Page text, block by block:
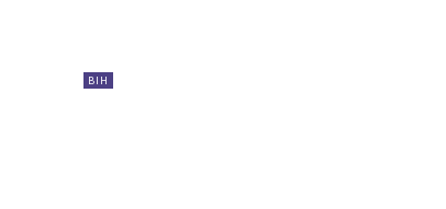
BIH